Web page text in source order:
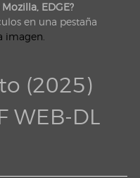
EDGE?
en una pestaña
imagen.
(2025)
WEB-DL